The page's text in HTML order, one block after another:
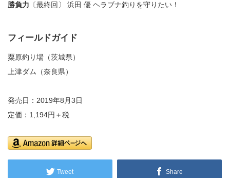
勝負力 〔最終回〕 浜田 優 ヘラブナ釣りを守りたい！
フィールドガイド
粟原釣り場（茨城県）
上津ダム（奈良県）
発売日：2019年8月3日
定価：1,194円＋税
Tweet Share